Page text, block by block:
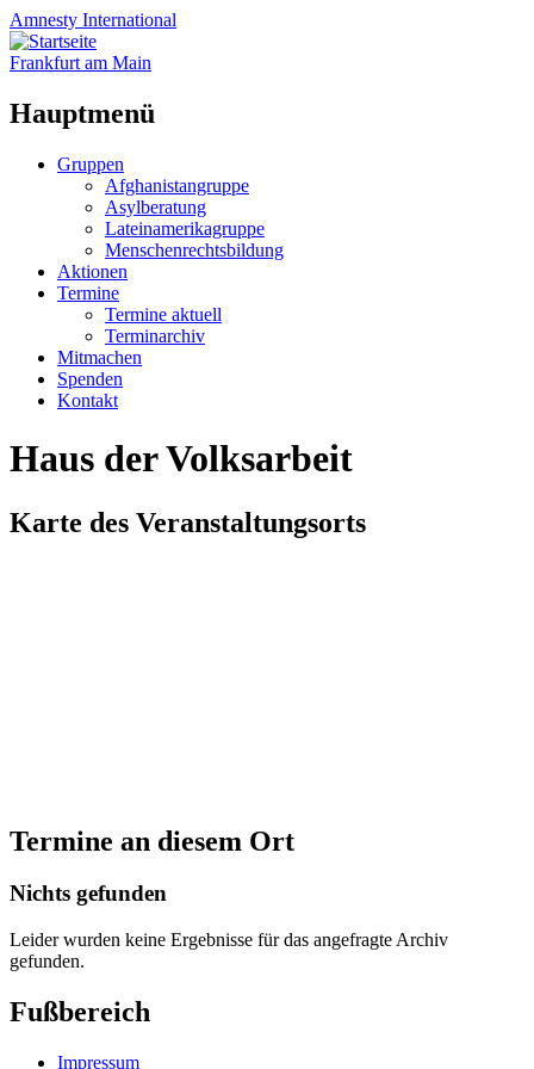
Amnesty International
Frankfurt am Main
Hauptmenü
Zum
Gruppen
Afghanistangruppe
Asylberatung
Lateinamerikagruppe
Menschenrechtsbildung
Aktionen
Termine
Termine aktuell
Terminarchiv
Mitmachen
Spenden
Kontakt
Haus der Volksarbeit
Karte des Veranstaltungsorts
Termine an diesem Ort
Nichts gefunden
Leider wurden keine Ergebnisse für das angefragte Archiv
gefunden.
Fußbereich
Impressum